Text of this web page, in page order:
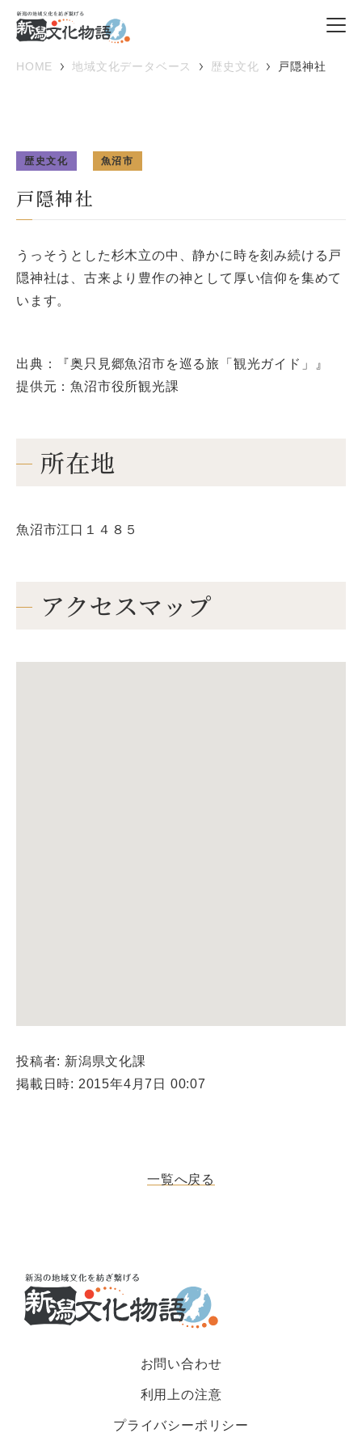
HOME 地域文化データベース 歴史文化 戸隠神社
歴史文化 魚沼市
戸隠神社
うっそうとした杉木立の中、静かに時を刻み続ける戸
隠神社は、古来より豊作の神として厚い信仰を集めて
います。
出典：『奥只見郷魚沼市を巡る旅「観光ガイド」』
提供元：魚沼市役所観光課
所在地
魚沼市江口１４８５
アクセスマップ
投稿者: 新潟県文化課
掲載日時: 2015年4月7日 00:07
一覧へ戻る
お問い合わせ
利用上の注意
プライバシーポリシー